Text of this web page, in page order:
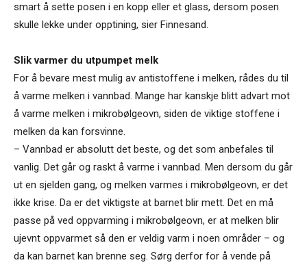
smart å sette posen i en kopp eller et glass, dersom posen
skulle lekke under opptining, sier Finnesand.
Slik varmer du utpumpet melk
For å bevare mest mulig av antistoffene i melken, rådes du til
å varme melken i vannbad. Mange har kanskje blitt advart mot
å varme melken i mikrobølgeovn, siden de viktige stoffene i
melken da kan forsvinne.
– Vannbad er absolutt det beste, og det som anbefales til
vanlig. Det går og raskt å varme i vannbad. Men dersom du går
ut en sjelden gang, og melken varmes i mikrobølgeovn, er det
ikke krise. Da er det viktigste at barnet blir mett. Det en må
passe på ved oppvarming i mikrobølgeovn, er at melken blir
ujevnt oppvarmet så den er veldig varm i noen områder – og
da kan barnet kan brenne seg. Sørg derfor for å vende på